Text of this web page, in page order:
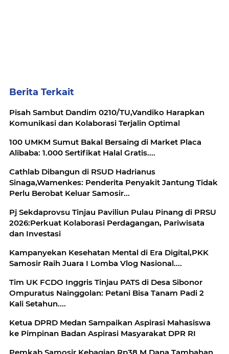
Berita Terkait
Pisah Sambut Dandim 0210/TU,Vandiko Harapkan
Komunikasi dan Kolaborasi Terjalin Optimal
100 UMKM Sumut Bakal Bersaing di Market Placa
Alibaba: 1.000 Sertifikat Halal Gratis....
Cathlab Dibangun di RSUD Hadrianus
Sinaga,Wamenkes: Penderita Penyakit Jantung Tidak
Perlu Berobat Keluar Samosir...
Pj Sekdaprovsu Tinjau Paviliun Pulau Pinang di PRSU
2026:Perkuat Kolaborasi Perdagangan, Pariwisata
dan Investasi
Kampanyekan Kesehatan Mental di Era Digital,PKK
Samosir Raih Juara I Lomba Vlog Nasional....
Tim UK FCDO Inggris Tinjau PATS di Desa Sibonor
Ompuratus Nainggolan: Petani Bisa Tanam Padi 2
Kali Setahun....
Ketua DPRD Medan Sampaikan Aspirasi Mahasiswa
ke Pimpinan Badan Aspirasi Masyarakat DPR RI